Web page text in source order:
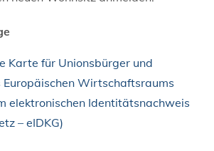
Karte für Unionsbürger und
Europäischen Wirtschaftsraums
elektronischen Identitätsnachweis
– eIDKG)